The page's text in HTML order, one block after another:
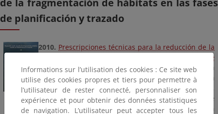
de la fragmentación de hábitats en las fases
de planificación y trazado
2010. Prescripciones técnicas para la reducción de la
fragmentación de hábitats en las fases de
planificación y trazado (PDF - 45 MB)Presenta
metodologías de análisis y evaluación de la
conectividad y de su afectación para planes,
programas y proyectos. Además sugiere
orientaciones para evitar o reducir la fragmentación
Informations sur l’utilisation des cookies : Ce site web
utilise des cookies propres et tiers pour permettre à
l’utilisateur de rester connecté, personnaliser son
expérience et pour obtenir des données statistiques
de navigation. L’utilisateur peut accepter tous les